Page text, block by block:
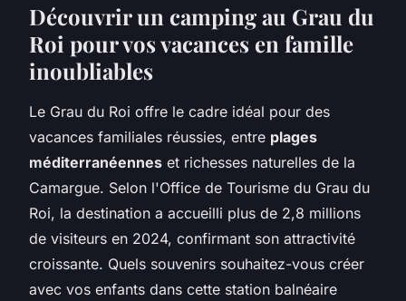
Découvrir un camping au Grau du
Roi pour vos vacances en famille
inoubliables
Le Grau du Roi offre le cadre idéal pour des
vacances familiales réussies, entre plages
méditerranéennes et richesses naturelles de la
Camargue. Selon l'Office de Tourisme du Grau du
Roi, la destination a accueilli plus de 2,8 millions
de visiteurs en 2024, confirmant son attractivité
croissante. Quels souvenirs souhaitez-vous créer
avec vos enfants dans cette station balnéaire